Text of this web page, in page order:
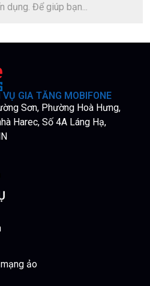
Để giúp bạn...
GIA TĂNG MOBIFONE
Sơn, Phường Hoà Hưng,
Harec, Số 4A Láng Hạ,
ảo